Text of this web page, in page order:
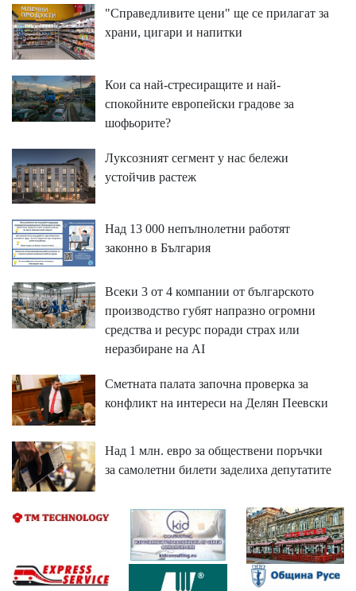
"Справедливите цени" ще се прилагат за
храни, цигари и напитки
Кои са най-стресиращите и най-
спокойните европейски градове за
шофьорите?
Луксозният сегмент у нас бележи
устойчив растеж
Над 13 000 непълнолетни работят
законно в България
Всеки 3 от 4 компании от българското
производство губят напразно огромни
средства и ресурс поради страх или
неразбиране на AI
Сметната палата започна проверка за
конфликт на интереси на Делян Пеевски
Над 1 млн. евро за обществени поръчки
за самолетни билети заделиха депутатите